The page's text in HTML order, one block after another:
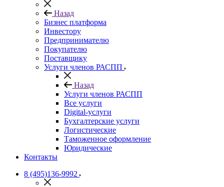
Назад
Бизнес платформа
Инвестору
Предпринимателю
Покупателю
Поставщику
Услуги членов РАСПП
Назад
Услуги членов РАСПП
Все услуги
Digital-услуги
Бухгалтерские услуги
Логистические
Таможенное оформление
Юридические
Контакты
8 (495)136-9992